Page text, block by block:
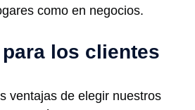
como en negocios.
los clientes
ventajas de elegir nuestros